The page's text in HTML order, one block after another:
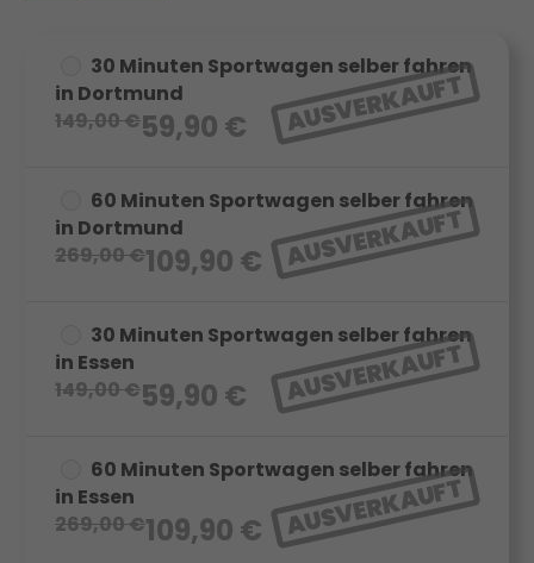
30 Minuten Sportwagen selber fahren
in Dortmund
149,00€59,90 € AUSVERKAUFT
60 Minuten Sportwagen selber fahren
in Dortmund
269,00€109,90 € AUSVERKAUFT
30 Minuten Sportwagen selber fahren
in Essen
149,00€59,90 € AUSVERKAUFT
60 Minuten Sportwagen selber fahren
in Essen
269,00€109,90 € AUSVERKAUFT